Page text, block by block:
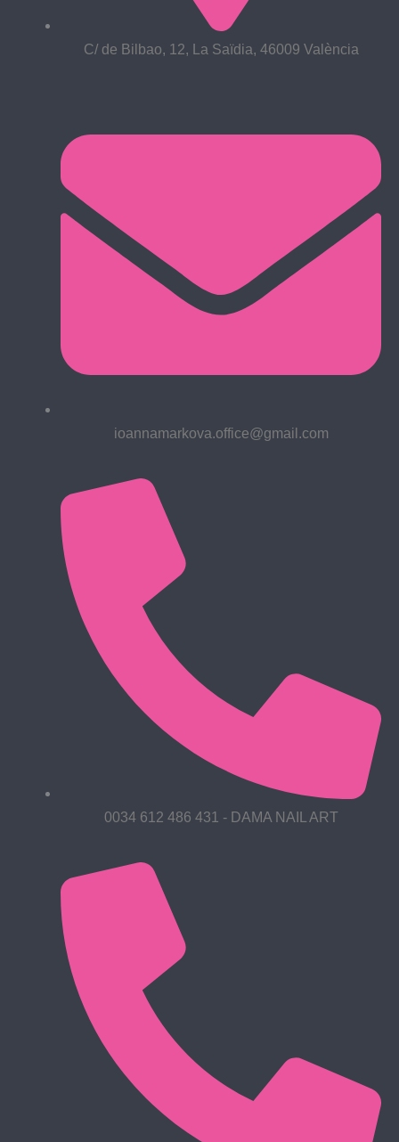
C/ de Bilbao, 12, La Saïdia, 46009 València
ioannamarkova.office@gmail.com
0034 612 486 431 - DAMA NAIL ART